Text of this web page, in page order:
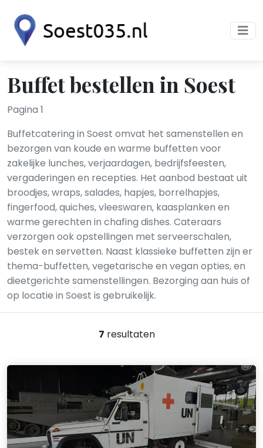
Buffet bestellen in Soest
Pagina 1
Buffetcatering in Soest omvat het samenstellen en
bezorgen van koude en warme buffetten voor
zakelijke lunches, verjaardagen, bedrijfsfeesten,
vergaderingen en recepties. Het aanbod bestaat uit
broodjes, wraps, salades, hapjes, borrelhapjes,
fingerfood, quiches, vleeswaren, kaasplanken en
warme gerechten in chafing dishes. Cateraars
verzorgen ook opstellingen met serveerschalen,
bestek en servetten. Naast klassieke buffetten zijn er
thema-buffetten, vegetarische en vegan opties, en
dieetgerichte samenstellingen. Bezorging aan huis of
op locatie in Soest is gebruikelijk.
7 resultaten